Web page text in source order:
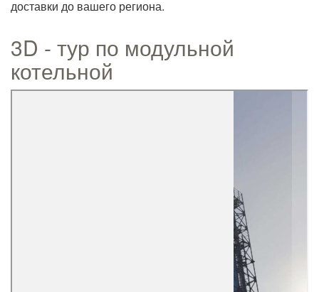
доставки до вашего региона.
3D - тур по модульной
котельной